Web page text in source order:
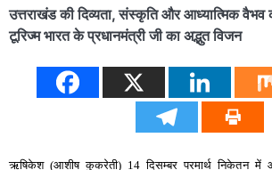
उत्तराखंड की दिव्यता, संस्कृति और आध्यात्मिक वैभव
टूरिज्म भारत के प्रधानमंत्री जी का अद्भुत विजन
ऋषिकेश (आशीष कुकरेती) 14 दिसम्बर परमार्थ निकेतन में